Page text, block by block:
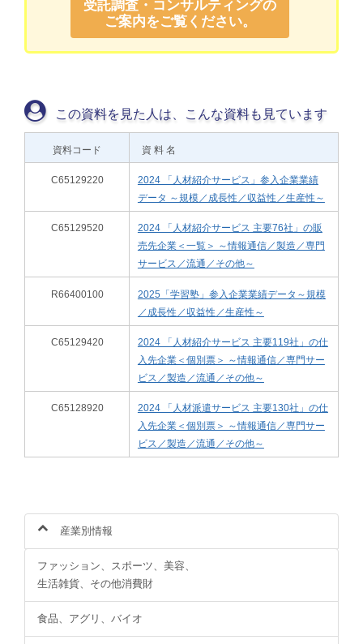
受託調査・コンサルティングの
ご案内をご覧ください。
この資料を見た人は、こんな資料も見ています
資料コード 資 料 名
C65129220
2024 「人材紹介サービス」参入企業業績
データ ～規模／成長性／収益性／生産性～
C65129520
2024 「人材紹介サービス 主要76社」の販
売先企業＜一覧＞ ～情報通信／製造／専門
サービス／流通／その他～
R66400100
2025「学習塾」参入企業業績データ～規模
／成長性／収益性／生産性～
C65129420
2024 「人材紹介サービス 主要119社」の仕
入先企業＜個別票＞ ～情報通信／専門サー
ビス／製造／流通／その他～
C65128920
2024 「人材派遣サービス 主要130社」の仕
入先企業＜個別票＞ ～情報通信／専門サー
ビス／製造／流通／その他～
産業別情報
ファッション、スポーツ、美容、
生活雑貨、その他消費財
食品、アグリ、バイオ